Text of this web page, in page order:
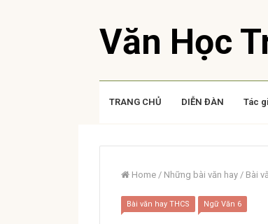
Văn Học
TRANG CHỦ DIỄN ĐÀN Tác
Home / Những bài văn hay / Bài
Bài văn hay THCS Ngữ Văn 6